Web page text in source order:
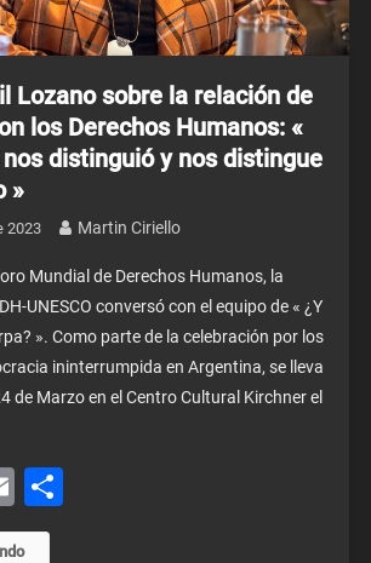
Lozano sobre la relación de
los Derechos Humanos: «
nos distinguió y nos distingue
»
2023 Martin Ciriello
Mundial de Derechos Humanos, la
UNESCO conversó con el equipo de « ¿Y
». Como parte de la celebración por los
ininterrumpida en Argentina, se lleva
de Marzo en el Centro Cultural Kirchner el
EmailShare